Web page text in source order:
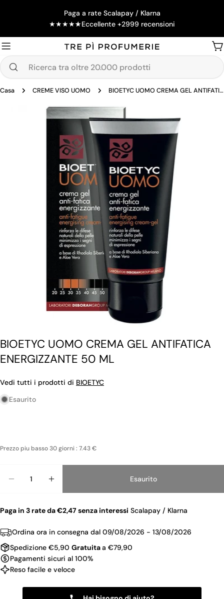
Paga a rate Scalapay / Klarna
★★★★★Eccellente +2999 recensioni
Ricerca
oltre
Casa CREME VISO UOMO BIOETYC UOMO CREMA GEL ANTIFATICA ENERGIZZANTE 50 ML
supporto 0 in modalità modale
BIOETYC UOMO CREMA GEL ANTIFATICA
ENERGIZZANTE 50 ML
Vedi tutti i prodotti di BIOETYC
Esaurito
Prezzo piu basso 30 giorni : 7.43 €
Esaurito
Paga in 3 rate da €2,47 senza interessi Scalapay / Klarna
Ordina ora in consegna dal 09/08/2026 - 13/08/2026
Spedizione €5,90 Gratuitaa €79,90
Pagamenti sicuri al 100%
Reso facile e veloce